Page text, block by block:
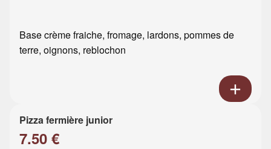
Base crème fraiche, fromage, lardons, pommes de
terre, oignons, reblochon
Pizza fermière junior
7.50 €